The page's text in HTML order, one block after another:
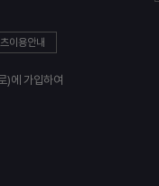
이용안내
)에 가입하여